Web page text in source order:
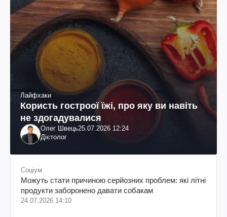
Лайфхаки
Користь гостроої їжі, про яку ви навіть
не здогадувалися
Олег Швець25.07.2026 12:24
Дієтолог
Соціум
Можуть стати причиною серйозних проблем: які літні
продукти заборонено давати собакам
24.07.2026 14:10